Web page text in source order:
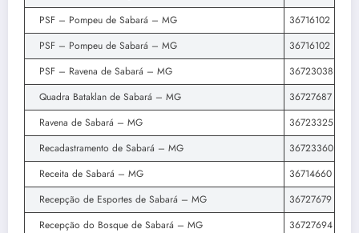
PSF – Pompeu de Sabará – MG
36716102
PSF – Pompeu de Sabará – MG
36716102
PSF – Ravena de Sabará – MG
36723038
Quadra Bataklan de Sabará – MG
36727687
Ravena de Sabará – MG
36723325
Recadastramento de Sabará – MG
36723360
Receita de Sabará – MG
36714660
Recepção de Esportes de Sabará – MG
36727679
Recepção do Bosque de Sabará – MG
36727694